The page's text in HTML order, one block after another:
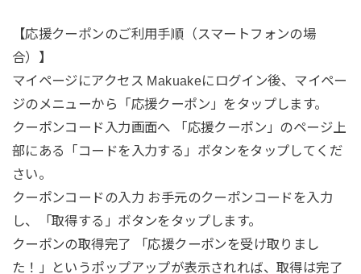
【応援クーポンのご利用手順（スマートフォンの場
合）】
マイページにアクセス Makuakeにログイン後、マイペー
ジのメニューから「応援クーポン」をタップします。
クーポンコード入力画面へ 「応援クーポン」のページ上
部にある「コードを入力する」ボタンをタップしてくだ
さい。
クーポンコードの入力 お手元のクーポンコードを入力
し、「取得する」ボタンをタップします。
クーポンの取得完了 「応援クーポンを受け取りまし
た！」というポップアップが表示されれば、取得は完了